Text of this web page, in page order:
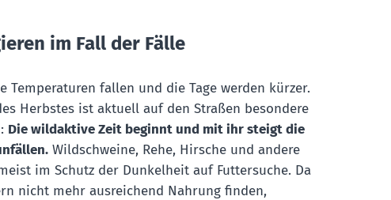
im Fall der Fälle
Temperaturen fallen und die Tage werden kürzer.
Herbstes ist aktuell auf den Straßen besondere
Die wildaktive Zeit beginnt und mit ihr steigt die
Wildschweine, Rehe, Hirsche und andere
im Schutz der Dunkelheit auf Futtersuche. Da
nicht mehr ausreichend Nahrung finden,